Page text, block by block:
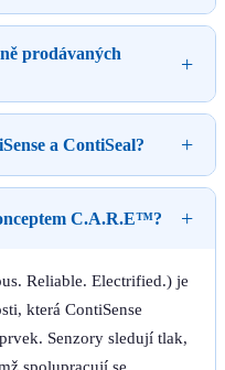
prodávaných
+
a ContiSeal? +
C.A.R.E™? +
Reliable. Electrified.) je
která ContiSense
Senzory sledují tlak,